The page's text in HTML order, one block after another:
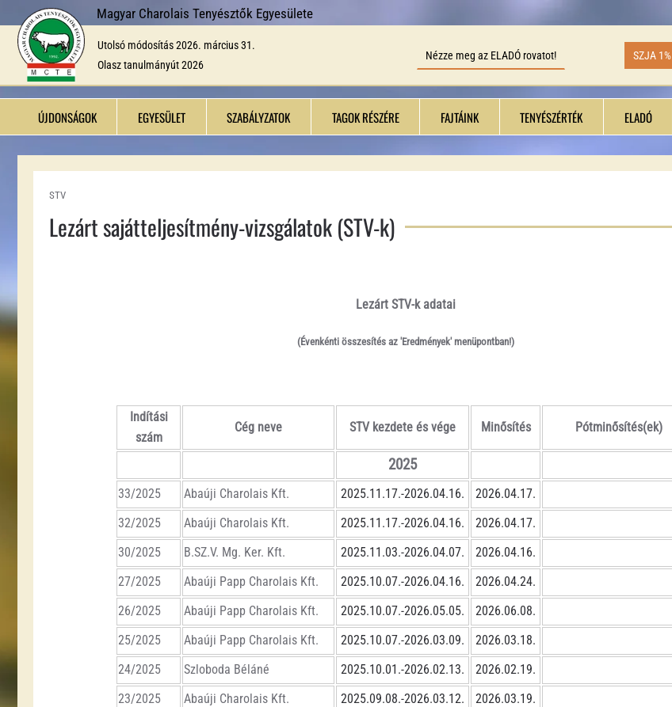
Fő tartalom átugrása
Magyar Charolais Tenyésztők Egyesülete
Utolsó módosítás 2026. március 31.
Olasz tanulmányút 2026
Nézze meg az ELADÓ rovatot! SZJA 1%
ÚJDONSÁGOK EGYESÜLET SZABÁLYZATOK TAGOK RÉSZÉRE FAJTÁINK TENYÉSZÉRTÉK ELADÓ
STV
Lezárt sajátteljesítmény-vizsgálatok (STV-k)
Lezárt STV-k adatai
(Évenkénti összesítés az 'Eredmények' menüpontban!)
Indítási
szám
Cég neve STV kezdete és vége Minősítés Pótminősítés(ek)
2025
33/2025 Abaúji Charolais Kft. 2025.11.17.-2026.04.16.
2026.04.17.
32/2025
Abaúji Charolais Kft. 2025.11.17.-2026.04.16.
2026.04.17.
30/2025
B.SZ.V. Mg. Ker. Kft. 2025.11.03.-2026.04.07.
2026.04.16.
27/2025
Abaúji Papp Charolais Kft. 2025.10.07.-2026.04.16.
2026.04.24.
26/2025
Abaúji Papp Charolais Kft. 2025.10.07.-2026.05.05.
2026.06.08.
25/2025
Abaúji Papp Charolais Kft. 2025.10.07.-2026.03.09.
2026.03.18.
24/2025
Szloboda Béláné 2025.10.01.-2026.02.13.
2026.02.19.
23/2025
Abaúji Charolais Kft. 2025.09.08.-2026.03.12.
2026.03.19.